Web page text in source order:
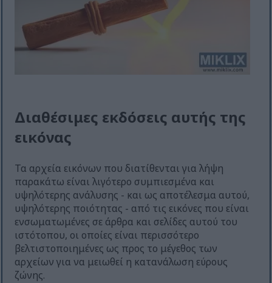
Διαθέσιμες εκδόσεις αυτής της
εικόνας
Τα αρχεία εικόνων που διατίθενται για λήψη
παρακάτω είναι λιγότερο συμπιεσμένα και
υψηλότερης ανάλυσης - και ως αποτέλεσμα αυτού,
υψηλότερης ποιότητας - από τις εικόνες που είναι
ενσωματωμένες σε άρθρα και σελίδες αυτού του
ιστότοπου, οι οποίες είναι περισσότερο
βελτιστοποιημένες ως προς το μέγεθος των
αρχείων για να μειωθεί η κατανάλωση εύρους
ζώνης.